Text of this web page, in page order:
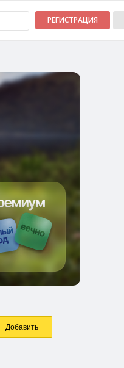
РЕГИСТРАЦИЯ
Добавить